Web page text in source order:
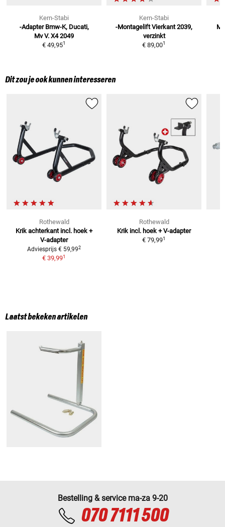
Kern-Stabi
-Adapter Bmw-K, Ducati,
Mv V. X4 2049
€ 49,951
Kern-Stabi
-Montagelift Vierkant 2039,
verzinkt
€ 89,001
Dit zou je ook kunnen interesseren
Rothewald
Krik achterkant incl. hoek +
V-adapter
Adviesprijs € 59,992
€ 39,991
Rothewald
Krik incl. hoek + V-adapter
€ 79,991
Laatst bekeken artikelen
Bestelling & service ma-za 9-20
070 7111 500